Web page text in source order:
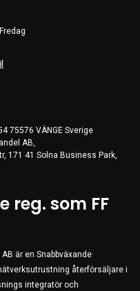
75576 VÄNGE Sverige
AB,
171 41 Solna Business Park,
reg. som FF
är en Snabbväxande
återförsäljare i
integratör och